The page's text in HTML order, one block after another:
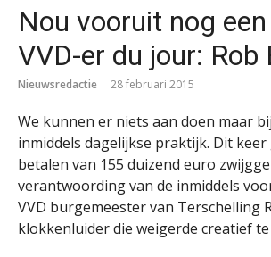
Nou vooruit nog
VVD-er du jour: Rob
Nieuwsredactie 28 februari 2015
We kunnen er niets aan doen maar
inmiddels dagelijkse praktijk. Dit
betalen van 155 duizend euro
verantwoording van de inmiddels
VVD burgemeester van Terschelling
klokkenluider die weigerde creatief